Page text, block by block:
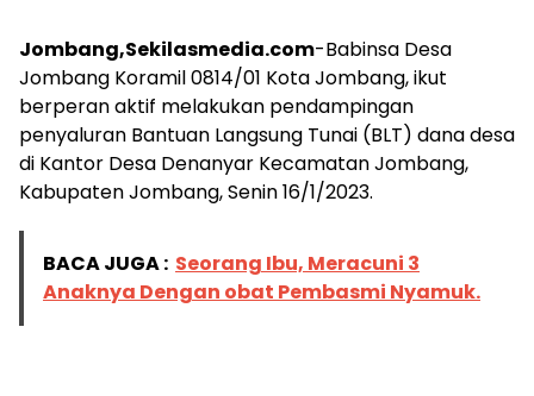
Jombang,Sekilasmedia.com-Babinsa Desa
Jombang Koramil 0814/01 Kota Jombang, ikut
berperan aktif melakukan pendampingan
penyaluran Bantuan Langsung Tunai (BLT) dana desa
di Kantor Desa Denanyar Kecamatan Jombang,
Kabupaten Jombang, Senin 16/1/2023.
BACA JUGA : Seorang Ibu, Meracuni 3
Anaknya Dengan obat Pembasmi Nyamuk.